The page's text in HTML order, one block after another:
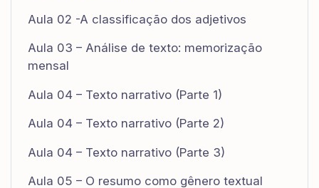
Aula 02 -A classificação dos adjetivos
Aula 03 – Análise de texto: memorização
mensal
Aula 04 – Texto narrativo (Parte 1)
Aula 04 – Texto narrativo (Parte 2)
Aula 04 – Texto narrativo (Parte 3)
Aula 05 – O resumo como gênero textual